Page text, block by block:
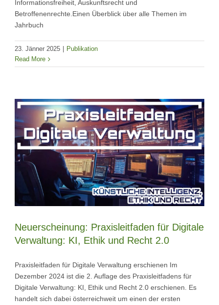
Informationsfreiheit, Auskunftsrecht und
Betroffenenrechte.Einen Überblick über alle Themen im
Jahrbuch
23. Jänner 2025
Publikation
Read More
Neuerscheinung: Praxisleitfaden für Digitale
Verwaltung: KI, Ethik und Recht 2.0
Praxisleitfaden für Digitale Verwaltung erschienen Im
Dezember 2024 ist die 2. Auflage des Praxisleitfadens für
Digitale Verwaltung: KI, Ethik und Recht 2.0 erschienen. Es
handelt sich dabei österreichweit um einen der ersten